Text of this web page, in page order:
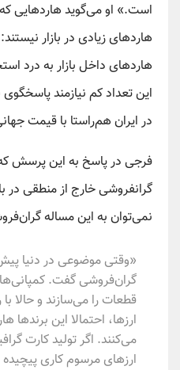
است.» او می‌گوید هاردهایی که
هاردهای داخل بازار به درد
این تعداد کم نیازمند
در ایران هم‌راستا با قیمت
فرجی در پاسخ به این پرسش
گرانفروشی خارج از منطقی در
نمی‌توان به این مساله
«وقتی موضوعی در دنیا
گران‌فروشی گفت.
قطعات را می‌سازند و حالا
ارزها، احتمالا این برندها
می‌کنند. اگر تولید کارت
ارزهای مرسوم کاری